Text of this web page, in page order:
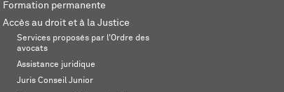
Formation permanente
Accès au droit et à la Justice
Services proposés par l'Ordre des
avocats
Assistance juridique
Juris Conseil Junior